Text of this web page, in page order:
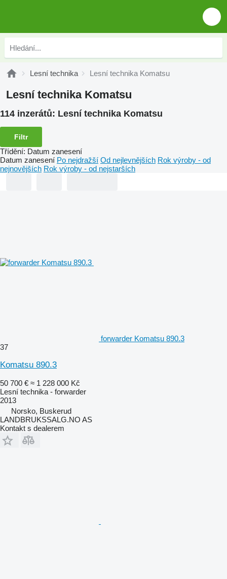
Lesní technika Lesní technika Komatsu
Lesní technika Komatsu
114 inzerátů: Lesní technika Komatsu
Filtr
Třídění: Datum zanesení
Datum zanesení Po nejdražší Od nejlevnějších Rok výroby - od
nejnovějších Rok výroby - od nejstarších
forwarder Komatsu 890.3
37
Komatsu 890.3
50 700 € ≈ 1 228 000 Kč
Lesní technika - forwarder
2013
Norsko, Buskerud
LANDBRUKSSALG.NO AS
Kontakt s dealerem